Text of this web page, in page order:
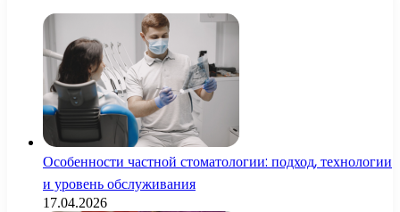
Особенности частной стоматологии: подход, технологии
и уровень обслуживания
17.04.2026